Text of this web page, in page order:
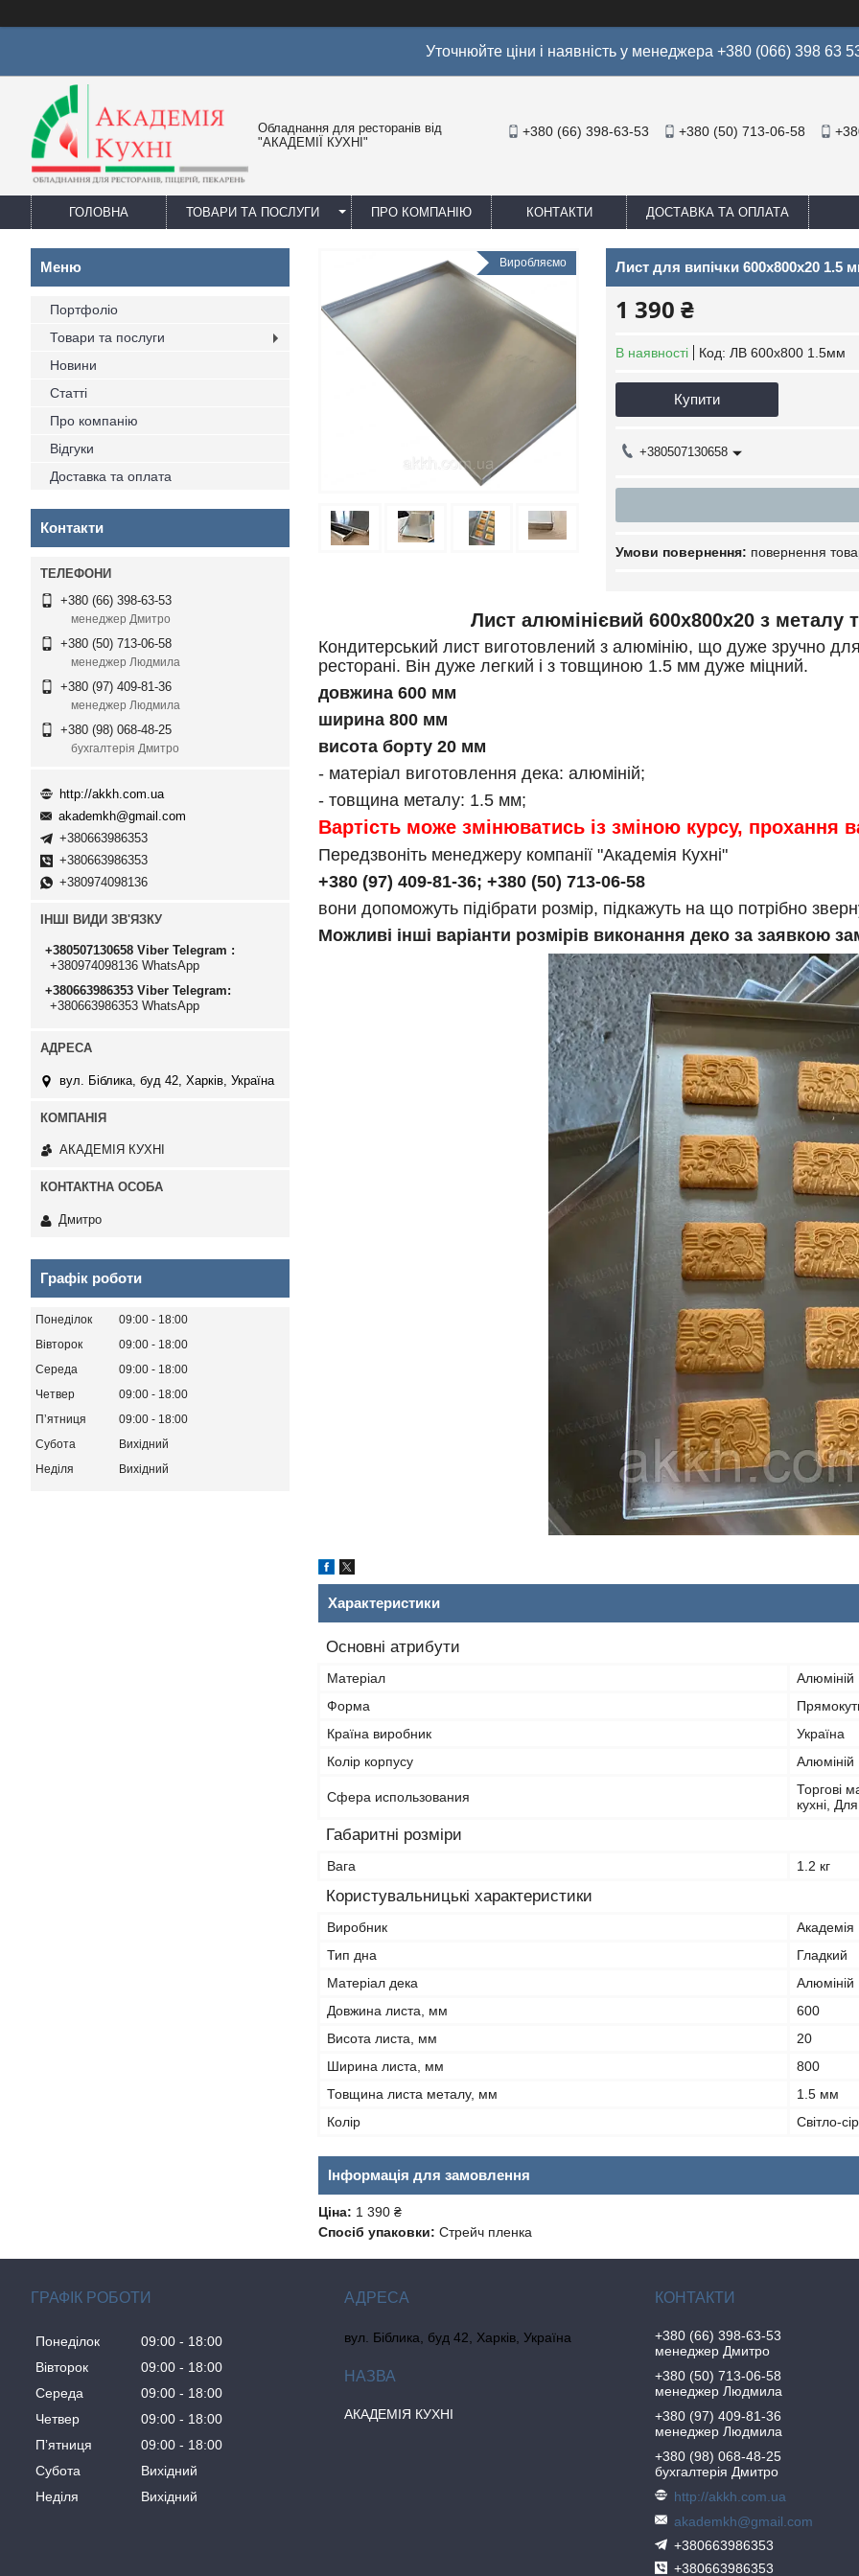
Уточнюйте ціни і наявність у менеджера +380 (066) 398 63
Обладнання для ресторанів від
"АКАДЕМІЇ КУХНІ"
+380 (66) 398-63-53 +380 (50) 713-06-58
ГОЛОВНА ТОВАРИ ТА ПОСЛУГИ ПРО КОМПАНІЮ КОНТАКТИ ДОСТАВКА ТА ОПЛАТА
Виробляємо Лист для випічки 600х800х20 1.5
1 390 ₴
В наявності Код: ЛВ 600x800 1.5мм
Купити
+380507130658
повернення
Лист алюмінієвий 600х800х20 з
Кондитерський лист виготовлений з алюмінію, що дуже зручно
ресторані. Він дуже легкий і з товщиною 1.5 мм дуже міцний.
довжина 600 мм
ширина 800 мм
висота борту 20 мм
- матеріал виготовлення дека: алюміній;
- товщина металу: 1.5 мм;
Вартість може змінюватись із зміною курсу, прохання
Передзвоніть менеджеру компанії "Академія Кухні"
+380 (97) 409-81-36; +380 (50) 713-06-58
вони допоможуть підібрати розмір, підкажуть на що потрібно
Можливі інші варіанти розмірів виконання деко за заявкою
Характеристики
Основні атрибути
Матеріал
Алюміній
Форма
Країна виробник
Україна
Колір корпусу
Алюміній
Сфера использования
Торгові
кухні,
Габаритні розміри
Вага 1.2 кг
Користувальницькі характеристики
Виробник
Академія
Тип дна
Гладкий
Матеріал дека
Алюміній
Довжина листа, мм
600
Висота листа, мм
20
Ширина листа, мм
800
Товщина листа металу, мм
1.5 мм
Колір
Світло-
Інформація для замовлення
Ціна: 1 390 ₴
Спосіб упаковки: Стрейч пленка
Портфоліо
Товари та послуги
Новини
Статті
Про компанію
Відгуки
Доставка та оплата
Контакти
+380 (66) 398-63-53
менеджер Дмитро
+380 (50) 713-06-58
менеджер Людмила
+380 (97) 409-81-36
менеджер Людмила
+380 (98) 068-48-25
бухгалтерія Дмитро
http://akkh.com.ua
akademkh@gmail.com
+380663986353
+380663986353
+380974098136
ІНШІ ВИДИ ЗВ'ЯЗКУ
+380507130658 Viber Telegram
+380974098136 WhatsApp
+380663986353 Viber Telegram
+380663986353 WhatsApp
вул. Біблика, буд 42, Харків, Україна
АКАДЕМІЯ КУХНІ
Дмитро
Графік роботи
Понеділок 09:00
18:00
Вівторок
09:00
18:00
Середа
09:00
18:00
Четвер
09:00
18:00
Пʼятниця
09:00
18:00
Субота
Вихідний
Неділя
Вихідний
ГРАФІК РОБОТИ
Понеділок 09:00
18:00
Вівторок
09:00
18:00
Середа
09:00
18:00
Четвер
09:00
18:00
Пʼятниця
09:00
18:00
Субота
Вихідний
Неділя
Вихідний
вул. Біблика, буд 42, Харків, Україна
АКАДЕМІЯ КУХНІ
+380 (66) 398-63-53
менеджер Дмитро
+380 (50) 713-06-58
менеджер Людмила
+380 (97) 409-81-36
менеджер Людмила
+380 (98) 068-48-25
бухгалтерія Дмитро
http://akkh.com.ua
akademkh@gmail.com
+380663986353
+380663986353